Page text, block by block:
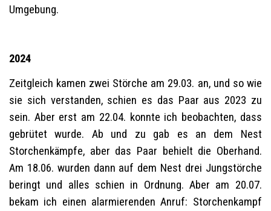
Umgebung.
2024
Zeitgleich kamen zwei Störche am 29.03. an, und so wie
sie sich verstanden, schien es das Paar aus 2023 zu
sein. Aber erst am 22.04. konnte ich beobachten, dass
gebrütet wurde. Ab und zu gab es an dem Nest
Storchenkämpfe, aber das Paar behielt die Oberhand.
Am 18.06. wurden dann auf dem Nest drei Jungstörche
beringt und alles schien in Ordnung. Aber am 20.07.
bekam ich einen alarmierenden Anruf: Storchenkampf